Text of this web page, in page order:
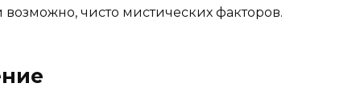
чисто мистических факторов.